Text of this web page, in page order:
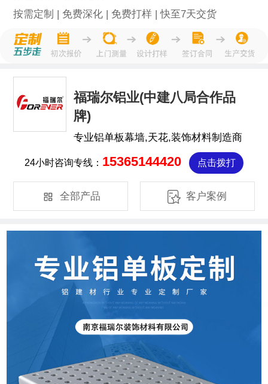
按需定制 | 免费深化 | 免费打样 | 快至7天交货
福瑞尔铝业(中建八局合作品
牌)
专业铝单板幕墙,天花,装饰材料制造商
24小时咨询专线： 15365144420 点击拨打
 全部产品  客户案例